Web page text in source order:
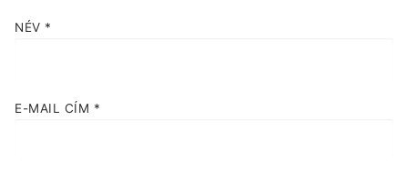
NÉV *
E-MAIL CÍM *